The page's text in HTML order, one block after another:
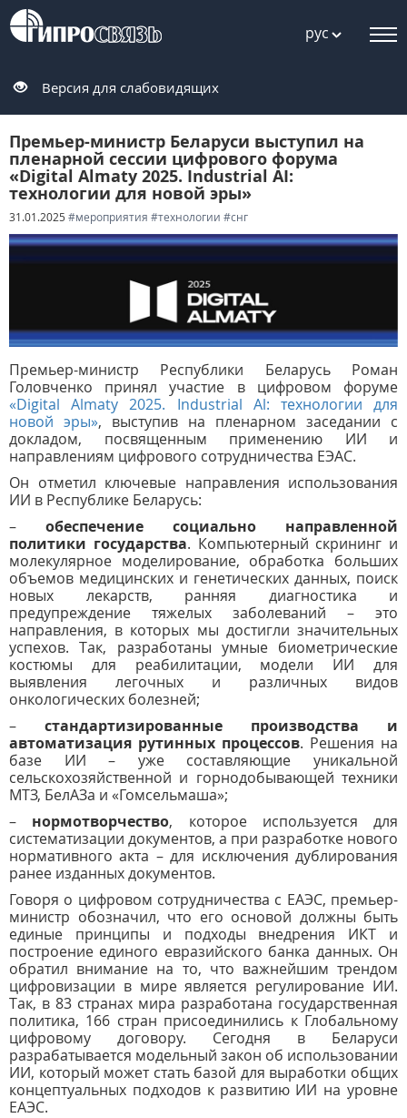
рус
Версия для слабовидящих
Премьер-министр Беларуси выступил на
пленарной сессии цифрового форума
«Digital Almaty 2025. Industrial AI:
технологии для новой эры»
31.01.2025 #мероприятия #технологии #снг
Премьер-министр Республики Беларусь Роман
Головченко принял участие в цифровом форуме
«Digital Almaty 2025. Industrial Al: технологии для
новой эры», выступив на пленарном заседании с
докладом, посвященным применению ИИ и
направлениям цифрового сотрудничества ЕЭАС.
Он отметил ключевые направления использования
ИИ в Республике Беларусь:
– обеспечение социально направленной
политики государства. Компьютерный скрининг и
молекулярное моделирование, обработка больших
объемов медицинских и генетических данных, поиск
новых лекарств, ранняя диагностика и
предупреждение тяжелых заболеваний – это
направления, в которых мы достигли значительных
успехов. Так, разработаны умные биометрические
костюмы для реабилитации, модели ИИ для
выявления легочных и различных видов
онкологических болезней;
– стандартизированные производства и
автоматизация рутинных процессов. Решения на
базе ИИ – уже составляющие уникальной
сельскохозяйственной и горнодобывающей техники
МТЗ, БелАЗа и «Гомсельмаша»;
– нормотворчество, которое используется для
систематизации документов, а при разработке нового
нормативного акта – для исключения дублирования
ранее изданных документов.
Говоря о цифровом сотрудничества с ЕАЭС, премьер-
министр обозначил, что его основой должны быть
единые принципы и подходы внедрения ИКТ и
построение единого евразийского банка данных. Он
обратил внимание на то, что важнейшим трендом
цифровизации в мире является регулирование ИИ.
Так, в 83 странах мира разработана государственная
политика, 166 стран присоединились к Глобальному
цифровому договору. Сегодня в Беларуси
разрабатывается модельный закон об использовании
ИИ, который может стать базой для выработки общих
концептуальных подходов к развитию ИИ на уровне
ЕАЭС.